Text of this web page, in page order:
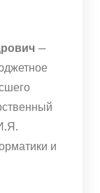
—
и